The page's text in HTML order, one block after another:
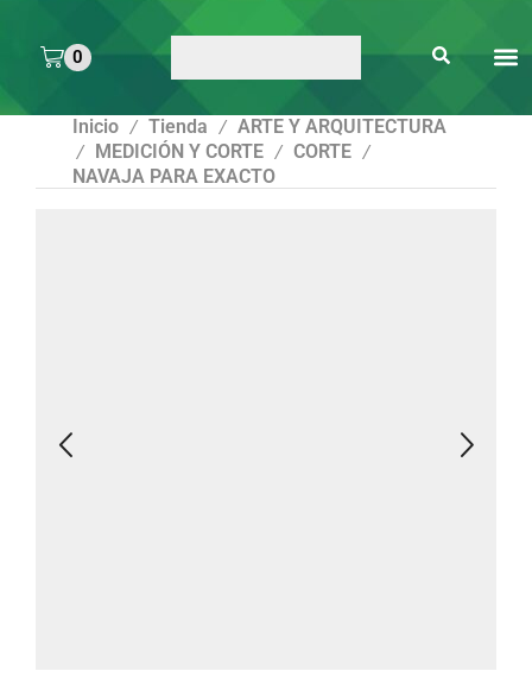
0
Inicio / Tienda / ARTE Y ARQUITECTURA
/ MEDICIÓN Y CORTE / CORTE /
NAVAJA PARA EXACTO